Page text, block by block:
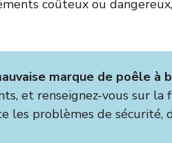
coûteux ou
marque de poêle à
et renseignez-vous sur la
les problèmes de sécurité,